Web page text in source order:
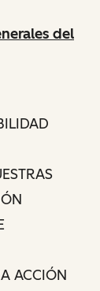
del
ACCIÓN